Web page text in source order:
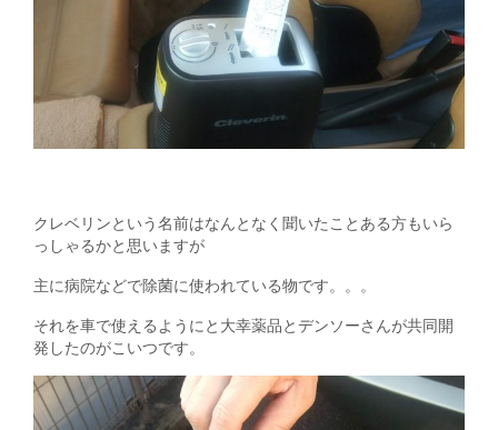
クレベリンという名前はなんとなく聞いたことある方もいら
っしゃるかと思いますが
主に病院などで除菌に使われている物です。。。
それを車で使えるようにと大幸薬品とデンソーさんが共同開
発したのがこいつです。